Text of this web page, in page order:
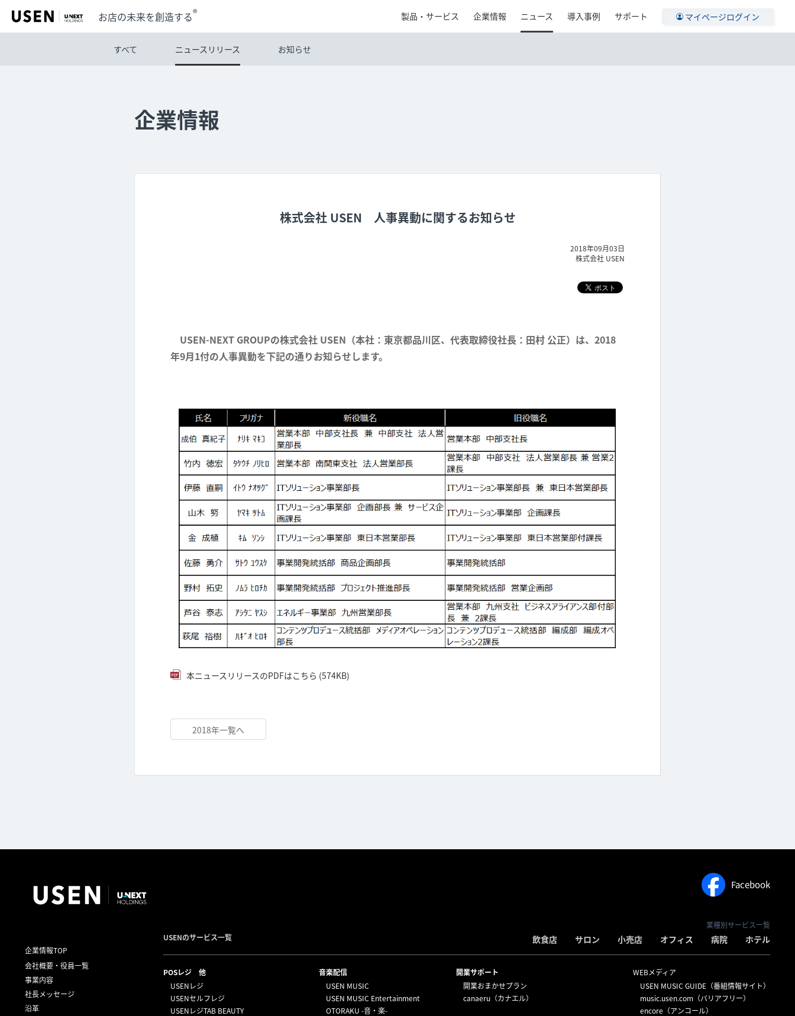
製品・サービス 企業情報 ニュース 導入事例 サポート マイページログイン
お店の未来を創造する®
すべて ニュースリリース お知らせ
企業情報
株式会社 USEN 人事異動に関するお知らせ
2018年09月03日
株式会社 USEN
USEN-NEXT GROUPの株式会社 USEN（本社：東京都品川区、代表取締役社長：田村 公正）は、2018
年9月1付の人事異動を下記の通りお知らせします。
本ニュースリリースのPDFはこちら (574KB)
2018年一覧へ
Facebook
業種別サービス一覧
飲食店 サロン 小売店 オフィス 病院 ホテル
企業情報TOP
会社概要・役員一覧
事業内容
社長メッセージ
沿革
USENのサービス一覧
POSレジ 他
USENレジ
USENセルフレジ
USENレジTAB BEAUTY
⁩音楽配信
USEN MUSIC
USEN MUSIC Entertainment
OTORAKU -音・楽-
開業サポート
開業おまかせプラン
canaeru（カナエル）
WEBメディア
USEN MUSIC GUIDE（番組情報サイト）
music.usen.com（バリアフリー）
encore（アンコール）